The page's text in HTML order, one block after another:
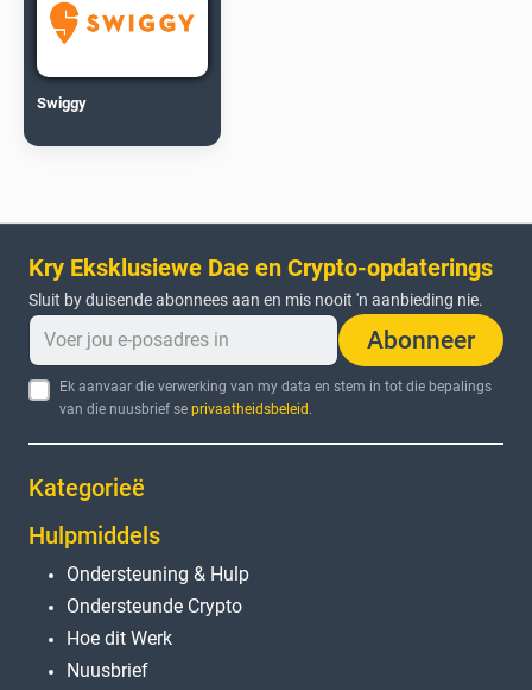
Swiggy
Kry Eksklusiewe Dae en Crypto-opdaterings
Sluit by duisende abonnees aan en mis nooit 'n aanbieding nie.
Abonneer
Ek aanvaar die verwerking van my data en stem in tot die bepalings
van die nuusbrief seprivaatheidsbeleid.
Kategorieë
Hulpmiddels
Ondersteuning & Hulp
Ondersteunde Crypto
Hoe dit Werk
Nuusbrief